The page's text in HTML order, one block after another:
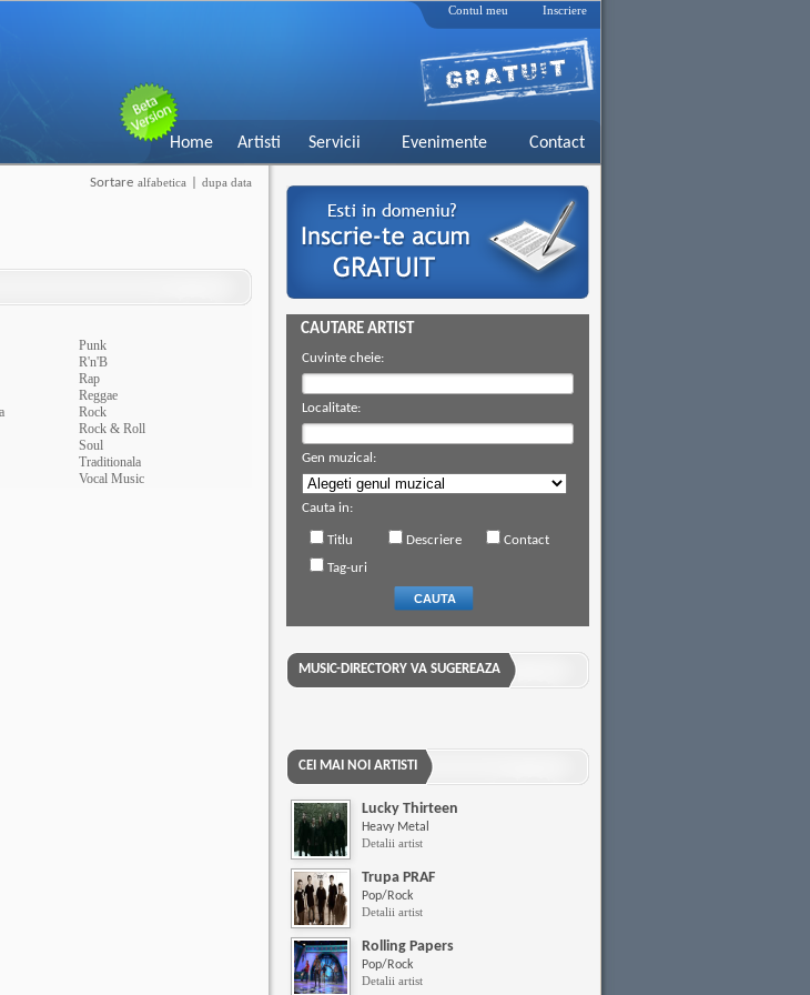
Contul meu Inscriere
Home Artisti Servicii Evenimente Contact
Sortare alfabetica dupa data
Punk
R'n'B
Rap
Reggae
Rock
Rock & Roll
Soul
Traditionala
Vocal Music
CAUTARE ARTIST
Cuvinte cheie:
Localitate:
Gen muzical:
Cauta in:
Titlu Descriere
Contact
Tag-uri
CAUTA
MUSIC-DIRECTORY VA SUGEREAZA
CEI MAI NOI ARTISTI
Lucky Thirteen
Heavy Metal
Detalii artist
Trupa PRAF
Pop/Rock
Detalii artist
Rolling Papers
Pop/Rock
Detalii artist